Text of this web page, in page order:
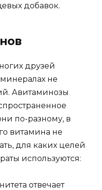
добавок.
друзей
не
Авитаминозы
по-разному, в
витамина не
для каких целей
используются:
отвечает